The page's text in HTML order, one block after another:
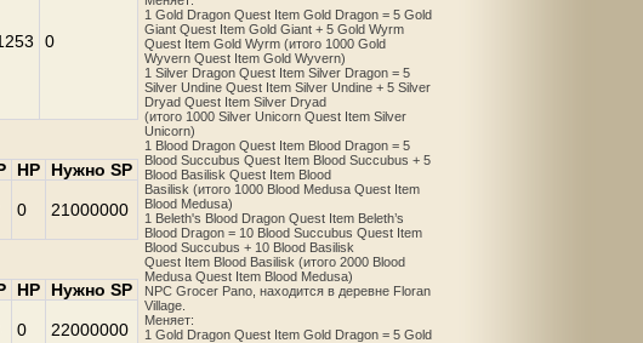
1 Gold Dragon Quest Item Gold Dragon = 5 Gold
Giant Quest Item Gold Giant + 5 Gold Wyrm
Quest Item Gold Wyrm (итого 1000 Gold
Wyvern Quest Item Gold Wyvern)
1 Silver Dragon Quest Item Silver Dragon = 5
Silver Undine Quest Item Silver Undine + 5 Silver
Dryad Quest Item Silver Dryad
(итого 1000 Silver Unicorn Quest Item Silver
Unicorn)
1 Blood Dragon Quest Item Blood Dragon = 5
Blood Succubus Quest Item Blood Succubus + 5
Blood Basilisk Quest Item Blood
Basilisk (итого 1000 Blood Medusa Quest Item
Blood Medusa)
1 Beleth's Blood Dragon Quest Item Beleth’s
Blood Dragon = 10 Blood Succubus Quest Item
Blood Succubus + 10 Blood Basilisk
Quest Item Blood Basilisk (итого 2000 Blood
Medusa Quest Item Blood Medusa)
NPC Grocer Pano, находится в деревне Floran
Village.
Меняет:
1 Gold Dragon Quest Item Gold Dragon = 5 Gold
0
HP
Нужно SP
0 21000000
HP
Нужно SP
0 22000000